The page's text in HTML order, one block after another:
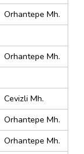
Orhantepe Mh.
Orhantepe Mh.
Cevizli Mh.
Orhantepe Mh.
Orhantepe Mh.